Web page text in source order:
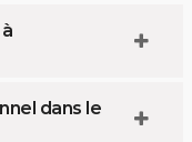
dans le